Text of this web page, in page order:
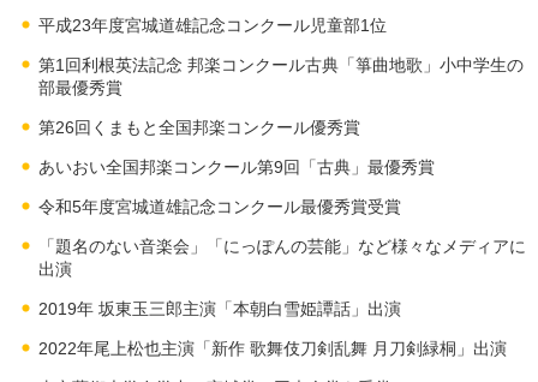
平成23年度宮城道雄記念コンクール児童部1位
第1回利根英法記念 邦楽コンクール古典「箏曲地歌」小中学生の
部最優秀賞
第26回くまもと全国邦楽コンクール優秀賞
あいおい全国邦楽コンクール第9回「古典」最優秀賞
令和5年度宮城道雄記念コンクール最優秀賞受賞
「題名のない音楽会」「にっぽんの芸能」など様々なメディアに
出演
2019年 坂東玉三郎主演「本朝白雪姫譚話」出演
2022年尾上松也主演「新作 歌舞伎刀剣乱舞 月刀剣緑桐」出演